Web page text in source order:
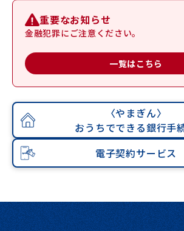
重要なお知らせ
金融犯罪にご注意ください。
一覧はこちら
〈やまぎん〉
おうちでできる銀行手
電子契約サービス